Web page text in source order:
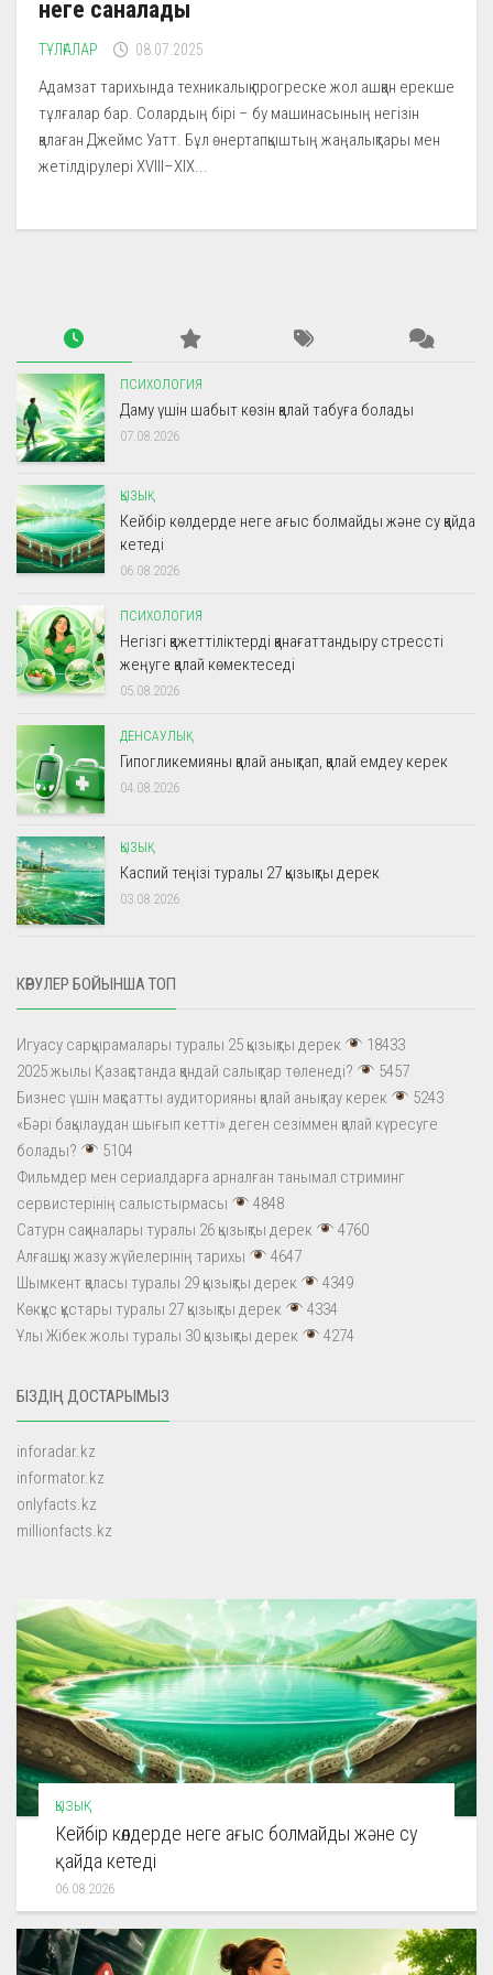
неге саналады
ТҰЛҒАЛАР 08.07.2025
Адамзат тарихында техникалық прогреске жол ашқан ерекше
тұлғалар бар. Солардың бірі – бу машинасының негізін
қалаған Джеймс Уатт. Бұл өнертапқыштың жаңалықтары мен
жетілдірулері XVIII–XIX...
ПСИХОЛОГИЯ
Даму үшін шабыт көзін қалай табуға болады
07.08.2026
ҚЫЗЫҚ
Кейбір көлдерде неге ағыс болмайды және су қайда
кетеді
06.08.2026
ПСИХОЛОГИЯ
Негізгі қажеттіліктерді қанағаттандыру стрессті
жеңуге қалай көмектеседі
05.08.2026
ДЕНСАУЛЫҚ
Гипогликемияны қалай анықтап, қалай емдеу керек
04.08.2026
ҚЫЗЫҚ
Каспий теңізі туралы 27 қызықты дерек
03.08.2026
КӨРУЛЕР БОЙЫНША ТОП
Игуасу сарқырамалары туралы 25 қызықты дерек
18433
2025 жылы Қазақстанда қандай салықтар төленеді?
5457
Бизнес үшін мақсатты аудиторияны қалай анықтау керек
5243
«Бәрі бақылаудан шығып кетті» деген сезіммен қалай күресуге
болады?
5104
Фильмдер мен сериалдарға арналған танымал стриминг
сервистерінің салыстырмасы
4848
Сатурн сақиналары туралы 26 қызықты дерек
4760
Алғашқы жазу жүйелерінің тарихы
4647
Шымкент қаласы туралы 29 қызықты дерек
4349
Көкқұс құстары туралы 27 қызықты дерек
4334
Ұлы Жібек жолы туралы 30 қызықты дерек
4274
БІЗДІҢ ДОСТАРЫМЫЗ
inforadar.kz
informator.kz
onlyfacts.kz
millionfacts.kz
ҚЫЗЫҚ
Кейбір көлдерде неге ағыс болмайды және су
қайда кетеді
06.08.2026